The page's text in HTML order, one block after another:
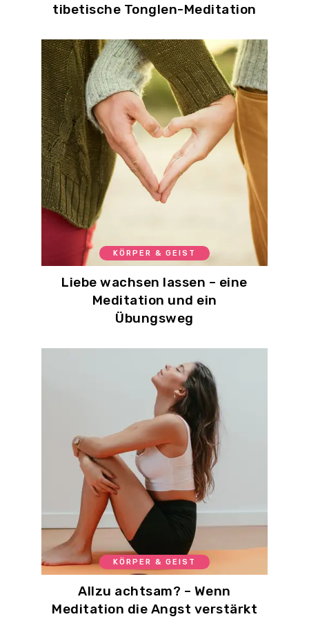
tibetische Tonglen-Meditation
KÖRPER & GEIST
Liebe wachsen lassen – eine
Meditation und ein
Übungsweg
KÖRPER & GEIST
Allzu achtsam? – Wenn
Meditation die Angst verstärkt